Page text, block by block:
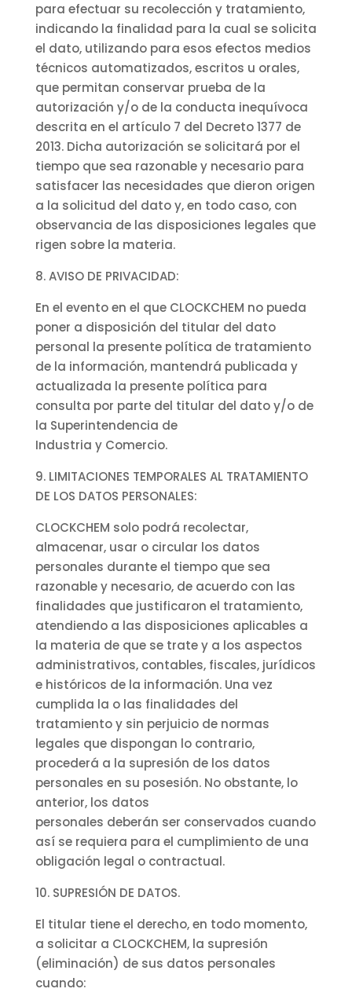
para efectuar su recolección y tratamiento,
indicando la finalidad para la cual se solicita
el dato, utilizando para esos efectos medios
técnicos automatizados, escritos u orales,
que permitan conservar prueba de la
autorización y/o de la conducta inequívoca
descrita en el artículo 7 del Decreto 1377 de
2013. Dicha autorización se solicitará por el
tiempo que sea razonable y necesario para
satisfacer las necesidades que dieron origen
a la solicitud del dato y, en todo caso, con
observancia de las disposiciones legales que
rigen sobre la materia.
8. AVISO DE PRIVACIDAD:
En el evento en el que CLOCKCHEM no pueda
poner a disposición del titular del dato
personal la presente política de tratamiento
de la información, mantendrá publicada y
actualizada la presente política para
consulta por parte del titular del dato y/o de
la Superintendencia de
Industria y Comercio.
9. LIMITACIONES TEMPORALES AL TRATAMIENTO
DE LOS DATOS PERSONALES:
CLOCKCHEM solo podrá recolectar,
almacenar, usar o circular los datos
personales durante el tiempo que sea
razonable y necesario, de acuerdo con las
finalidades que justificaron el tratamiento,
atendiendo a las disposiciones aplicables a
la materia de que se trate y a los aspectos
administrativos, contables, fiscales, jurídicos
e históricos de la información. Una vez
cumplida la o las finalidades del
tratamiento y sin perjuicio de normas
legales que dispongan lo contrario,
procederá a la supresión de los datos
personales en su posesión. No obstante, lo
anterior, los datos
personales deberán ser conservados cuando
así se requiera para el cumplimiento de una
obligación legal o contractual.
10. SUPRESIÓN DE DATOS.
El titular tiene el derecho, en todo momento,
a solicitar a CLOCKCHEM, la supresión
(eliminación) de sus datos personales
cuando: